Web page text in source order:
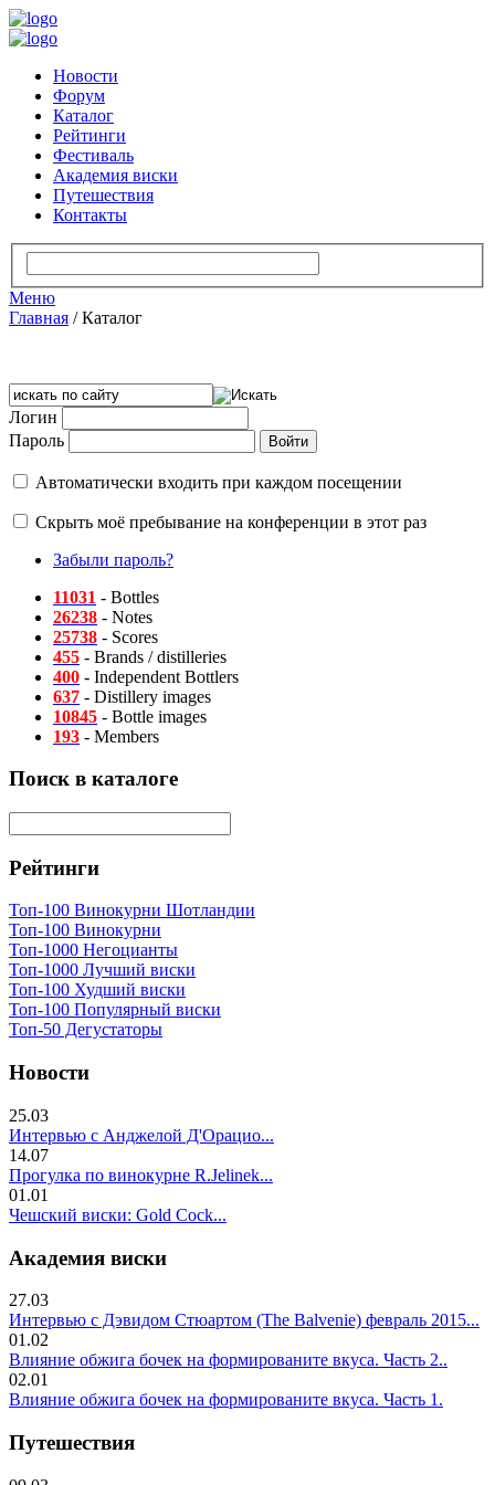
Новости
Форум
Каталог
Рейтинги
Фестиваль
Академия виски
Путешествия
Контакты
Меню
Главная /Каталог
Логин
Пароль
Автоматически входить при каждом посещении
Скрыть моё пребывание на конференции в этот раз
Забыли пароль?
11031 - Bottles
26238 - Notes
25738 - Scores
455 - Brands / distilleries
400 - Independent Bottlers
637 - Distillery images
10845 - Bottle images
193 - Members
Поиск в каталоге
Рейтинги
Топ-100 Винокурни Шотландии
Топ-100 Винокурни
Топ-1000 Негоцианты
Топ-1000 Лучший виски
Топ-100 Худший виски
Топ-100 Популярный виски
Топ-50 Дегустаторы
Новости
25.03
Интервью с Анджелой Д'Орацио...
14.07
Прогулка по винокурне R.Jelinek...
01.01
Чешский виски: Gold Cock...
Академия виски
27.03
Интервью с Дэвидом Стюартом (The Balvenie) февраль 2015...
01.02
Влияние обжига бочек на формированите вкуса. Часть 2..
02.01
Влияние обжига бочек на формированите вкуса. Часть 1.
Путешествия